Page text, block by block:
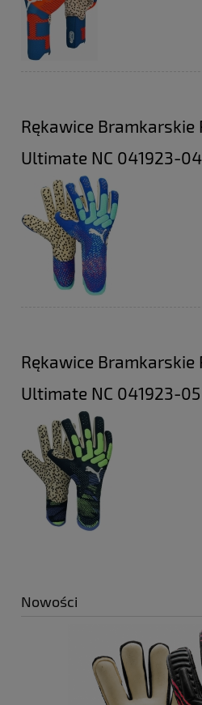
Rękawice Bramkarskie
Ultimate NC 041923-04
Rękawice Bramkarskie
Ultimate NC 041923-05
Nowości